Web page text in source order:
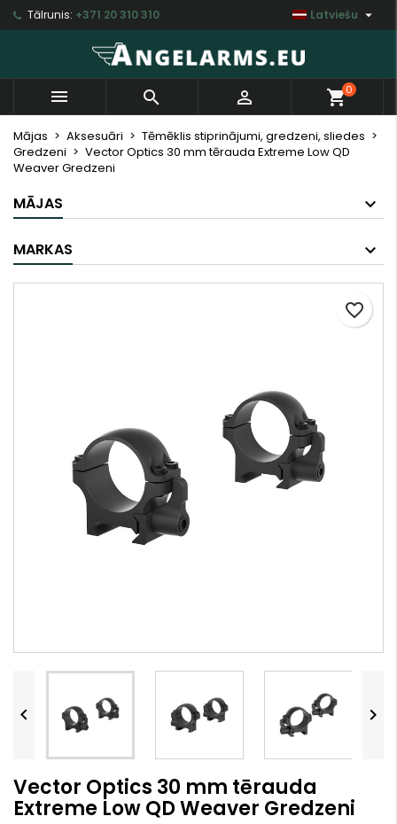
Tālrunis: +371 20 310 310 Latviešu 
   shopping_cart0
Mājas Aksesuāri
Tēmēklis stiprinājumi, gredzeni, sliedes
Gredzeni
Vector Optics 30 mm tērauda Extreme Low QD
Weaver Gredzeni
MĀJAS
MARKAS
 
Vector Optics 30 mm tērauda
Extreme Low QD Weaver Gredzeni
favorite_border
My wishlists ×
add_circle_outline Create new list
Izveidot vēlmju sarakstu ×
Vēlmju saraksta nosaukums
Ienākt ×
Jums jābūt jāienāk savā kontā, lai saglabātu
produktus vēlmju sarakstā.
Atsaukt Ienākt